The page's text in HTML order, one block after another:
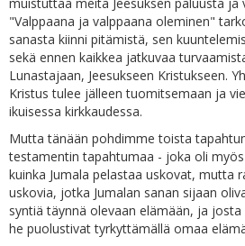
"Valppaana ja valppaana oleminen"
sanasta kiinni pitämistä, sen
sekä ennen kaikkea jatkuvaa
Lunastajaan, Jeesukseen Kristukseen.
Kristus tulee jälleen tuomitsemaan ja
ikuisessa kirkkaudessa.
Mutta tänään pohdimme toista
testamentin tapahtumaa - joka oli
kuinka Jumala pelastaa uskovat, mutta
uskovia, jotka Jumalan sanan sijaan
syntiä täynnä olevaan elämään, ja
he puolustivat tyrkyttämällä omaa